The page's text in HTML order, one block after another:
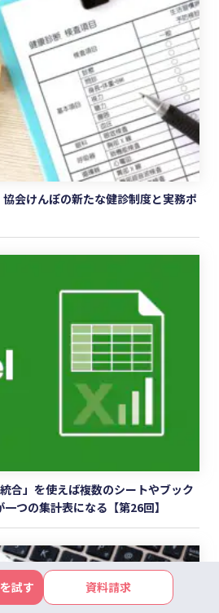
協会けんぽの新たな健診制度と実務ポ
合」を使えば複数のシートやブック
つの集計表になる【第26回】
試す 資料請求